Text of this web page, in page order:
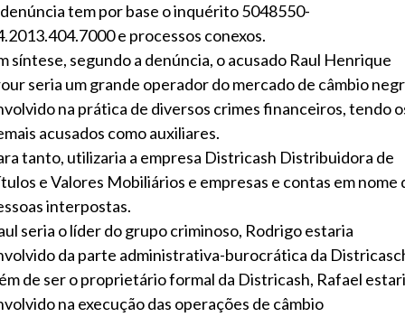
tem por base o inquérito 5048550-
e processos conexos.
síntese, segundo a denúncia, o acusado Raul Henrique
seria um grande operador do mercado de câmbio
na prática de diversos crimes financeiros, tendo
acusados como auxiliares.
tanto, utilizaria a empresa Districash Distribuidora de
e Valores Mobiliários e empresas e contas em nome
interpostas.
seria o líder do grupo criminoso, Rodrigo estaria
da parte administrativa-burocrática da
de ser o proprietário formal da Districash, Rafael
na execução das operações de câmbio